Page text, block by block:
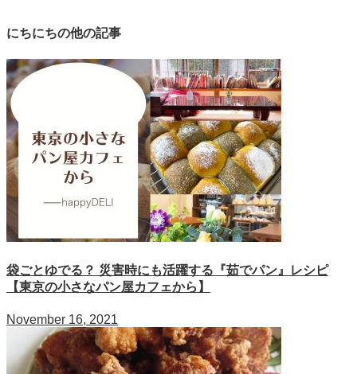
にちにちの他の記事
袋ごとゆでる？ 災害時にも活躍する『茹でパン』レシピ
【東京の小さなパン屋カフェから】
November 16, 2021